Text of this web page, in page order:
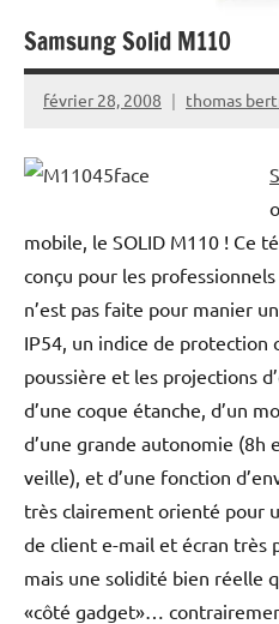
Samsung Solid M110
février 28, 2008 thomas
mobile, le SOLID M110 ! Ce
conçu pour les
n’est pas faite pour manier
IP54, un indice de protection
poussière et les projections
d’une coque étanche, d’un
d’une grande autonomie (8h
veille), et d’une fonction
très clairement orienté pour
de client e-mail et écran très
mais une solidité bien réelle
«côté gadget»…